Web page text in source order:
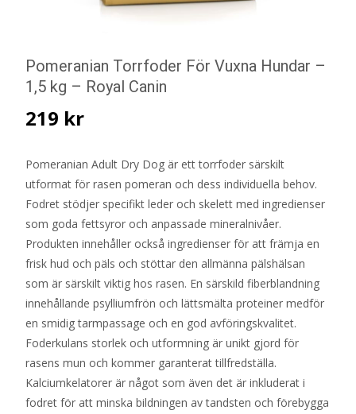
Pomeranian Torrfoder För Vuxna Hundar –
1,5 kg – Royal Canin
219 kr
Pomeranian Adult Dry Dog är ett torrfoder särskilt
utformat för rasen pomeran och dess individuella behov.
Fodret stödjer specifikt leder och skelett med ingredienser
som goda fettsyror och anpassade mineralnivåer.
Produkten innehåller också ingredienser för att främja en
frisk hud och päls och stöttar den allmänna pälshälsan
som är särskilt viktig hos rasen. En särskild fiberblandning
innehållande psylliumfrön och lättsmälta proteiner medför
en smidig tarmpassage och en god avföringskvalitet.
Foderkulans storlek och utformning är unikt gjord för
rasens mun och kommer garanterat tillfredställa.
Kalciumkelatorer är något som även det är inkluderat i
fodret för att minska bildningen av tandsten och förebygga